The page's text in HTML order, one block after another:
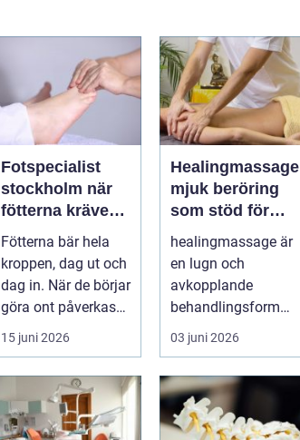
Fotspecialist
stockholm när
fötterna kräver
mer än vanliga
sulor
Fötterna bär hela
kroppen, dag ut och
dag in. När de börjar
göra ont påverkas
mer än bara stegen
sö...
15 juni 2026
Healingmassage
mjuk beröring
som stöd för
kropp och själ
healingmassage är
en lugn och
avkopplande
behandlingsform
som förenar
klassisk massage
med energibas...
03 juni 2026